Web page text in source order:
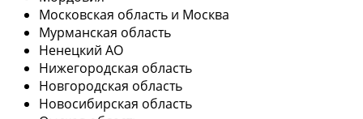
Московская область и Москва
Мурманская область
Ненецкий АО
Нижегородская область
Новгородская область
Новосибирская область